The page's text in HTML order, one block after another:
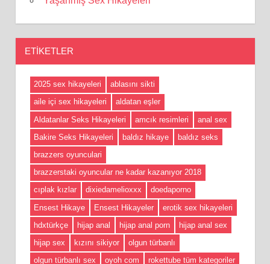
ETIKETLER
2025 sex hikayeleri
ablasını sikti
aile içi sex hikayeleri
aldatan eşler
Aldatanlar Seks Hikayeleri
amcık resimleri
anal sex
Bakire Seks Hikayeleri
baldız hikaye
baldız seks
brazzers oyunculari
brazzerstaki oyuncular ne kadar kazanıyor 2018
cıplak kızlar
dixiedamelioxxx
doedaporno
Ensest Hikaye
Ensest Hikayeler
erotik sex hikayeleri
hdxtürkçe
hijap anal hijap anal porn
hijap anal sex
hijap sex
kızını sikiyor
olgun türbanlı
olgun türbanlı sex
oyoh com rokettube tüm kategoriler